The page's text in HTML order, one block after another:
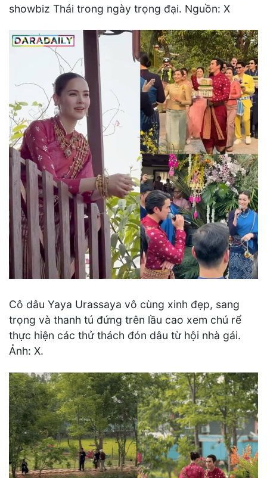
showbiz Thái trong ngày trọng đại. Nguồn: X
Cô dâu Yaya Urassaya vô cùng xinh đẹp, sang
trọng và thanh tú đứng trên lầu cao xem chú rể
thực hiện các thử thách đón dâu từ hội nhà gái.
Ảnh: X.